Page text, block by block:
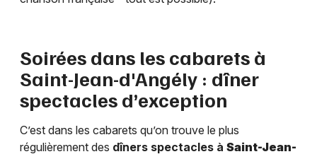
Soirées dans les cabarets à
Saint-Jean-d'Angély : dîner
spectacles d’exception
C’est dans les cabarets qu’on trouve le plus
régulièrement des dîners spectacles à Saint-Jean-